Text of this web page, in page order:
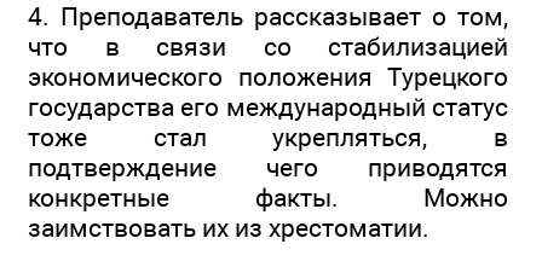
4. Преподаватель рассказывает о том,
что в связи со стабилизацией
экономического положения Турецкого
государства его международный статус
тоже стал укрепляться, в
подтверждение чего приводятся
конкретные факты. Можно
заимствовать их из хрестоматии.